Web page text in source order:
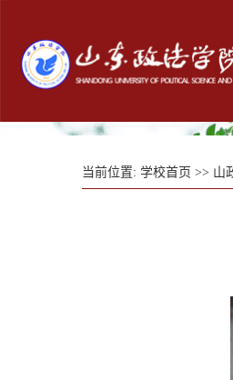
当前位置: 学校首页 >> 山